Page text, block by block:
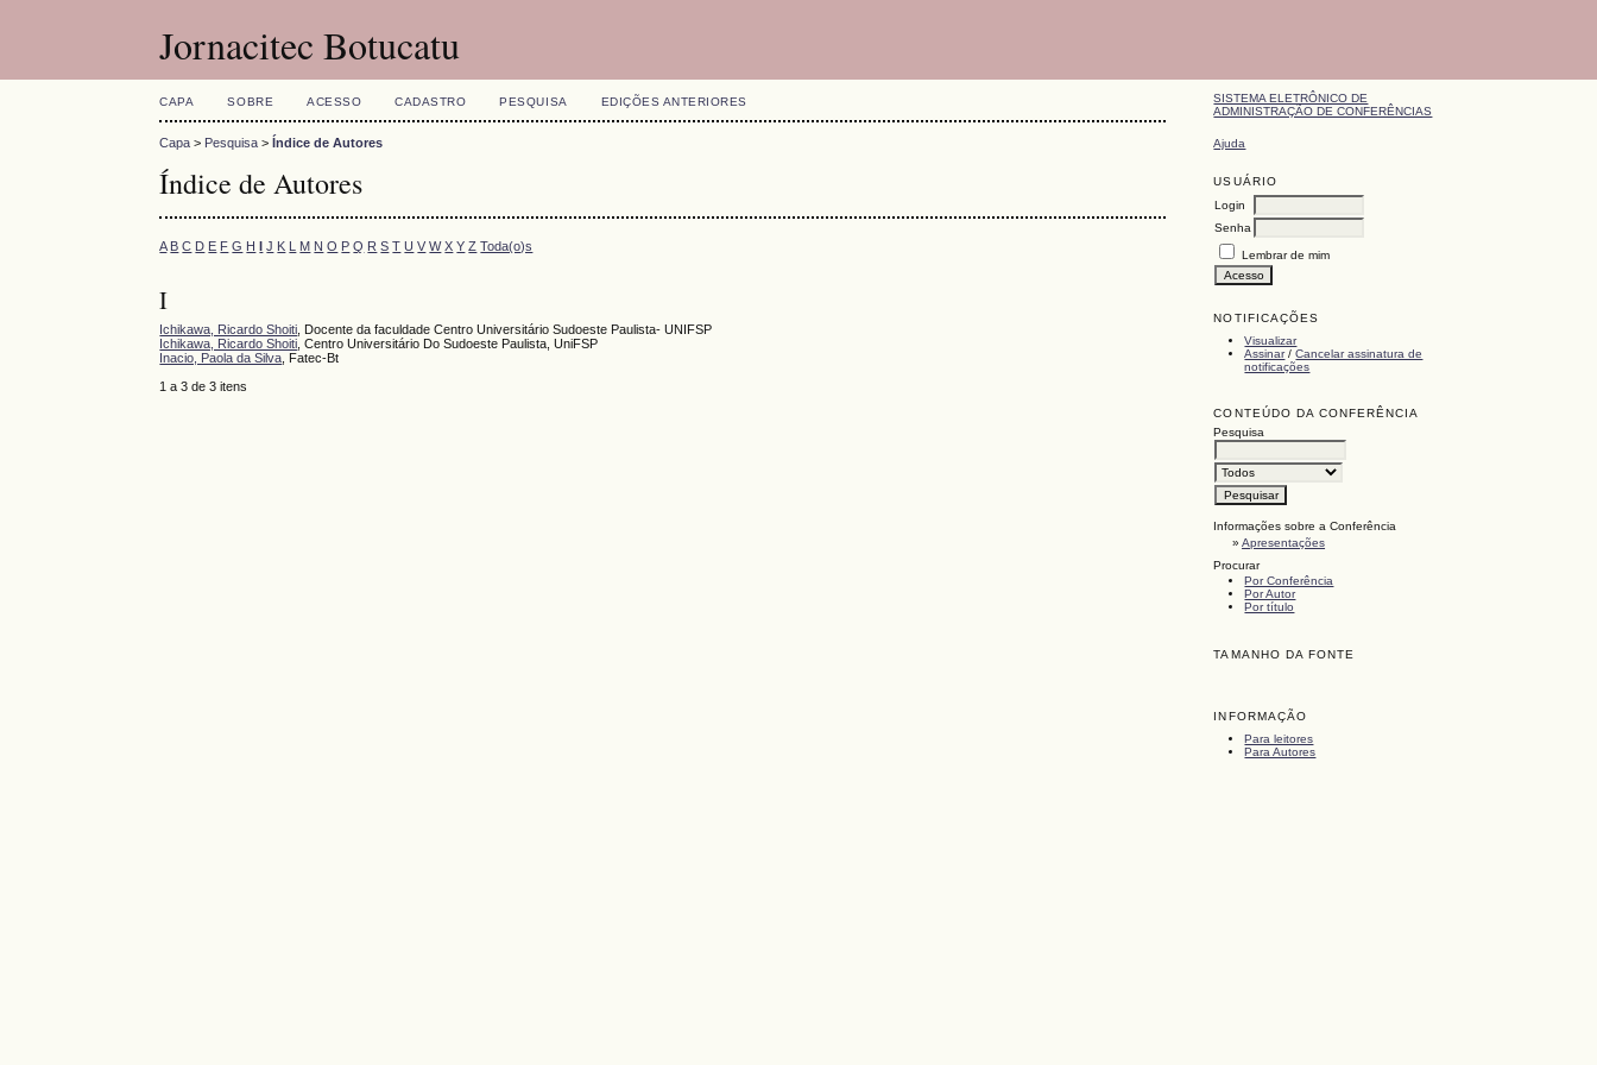
Jornacitec Botucatu
SISTEMA ELETRÔNICO DE
ADMINISTRAÇÃO DE CONFERÊNCIAS
Ajuda
USUÁRIO
Login
Senha
Lembrar de mim
NOTIFICAÇÕES
Visualizar
Assinar/Cancelar assinatura de
notificações
CONTEÚDO DA CONFERÊNCIA
Pesquisa
Informações sobre a Conferência
»Apresentações
Procurar
Por Conferência
Por Autor
Por título
TAMANHO DA FONTE
INFORMAÇÃO
Para leitores
Para Autores
CAPA SOBRE ACESSO CADASTRO PESQUISA EDIÇÕES ANTERIORES
Capa > Pesquisa >Índice de Autores
Índice de Autores
A B C D E F G H I J K L M N O P Q R S T U V W X Y Z Toda(o)s
I
Ichikawa, Ricardo Shoiti , Docente da faculdade Centro Universitário Sudoeste Paulista- UNIFSP
Ichikawa, Ricardo Shoiti , Centro Universitário Do Sudoeste Paulista, UniFSP
Inacio, Paola da Silva , Fatec-Bt
1 a 3 de 3 itens